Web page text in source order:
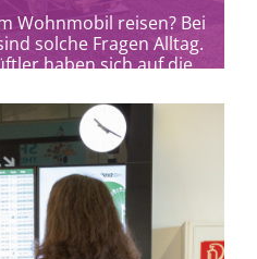
Wohnmobil reisen? Bei
solche Fragen Alltag.
haben sich auf die